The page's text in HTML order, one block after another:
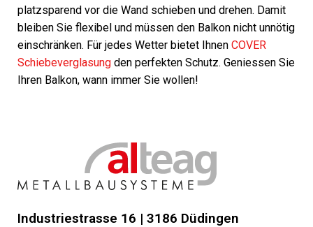
platzsparend vor die Wand schieben und drehen. Damit
bleiben Sie flexibel und müssen den Balkon nicht unnötig
einschränken. Für jedes Wetter bietet Ihnen COVER
Schiebeverglasung den perfekten Schutz. Geniessen Sie
Ihren Balkon, wann immer Sie wollen!
Industriestrasse 16 | 3186 Düdingen